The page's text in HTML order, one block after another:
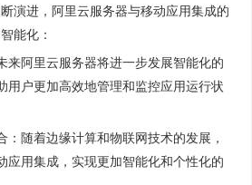
演进，阿里云服务器与移动应用集成的
能化：
来阿里云服务器将进一步发展智能化的
用户更加高效地管理和监控应用运行状
：随着边缘计算和物联网技术的发展，
应用集成，实现更加智能化和个性化的